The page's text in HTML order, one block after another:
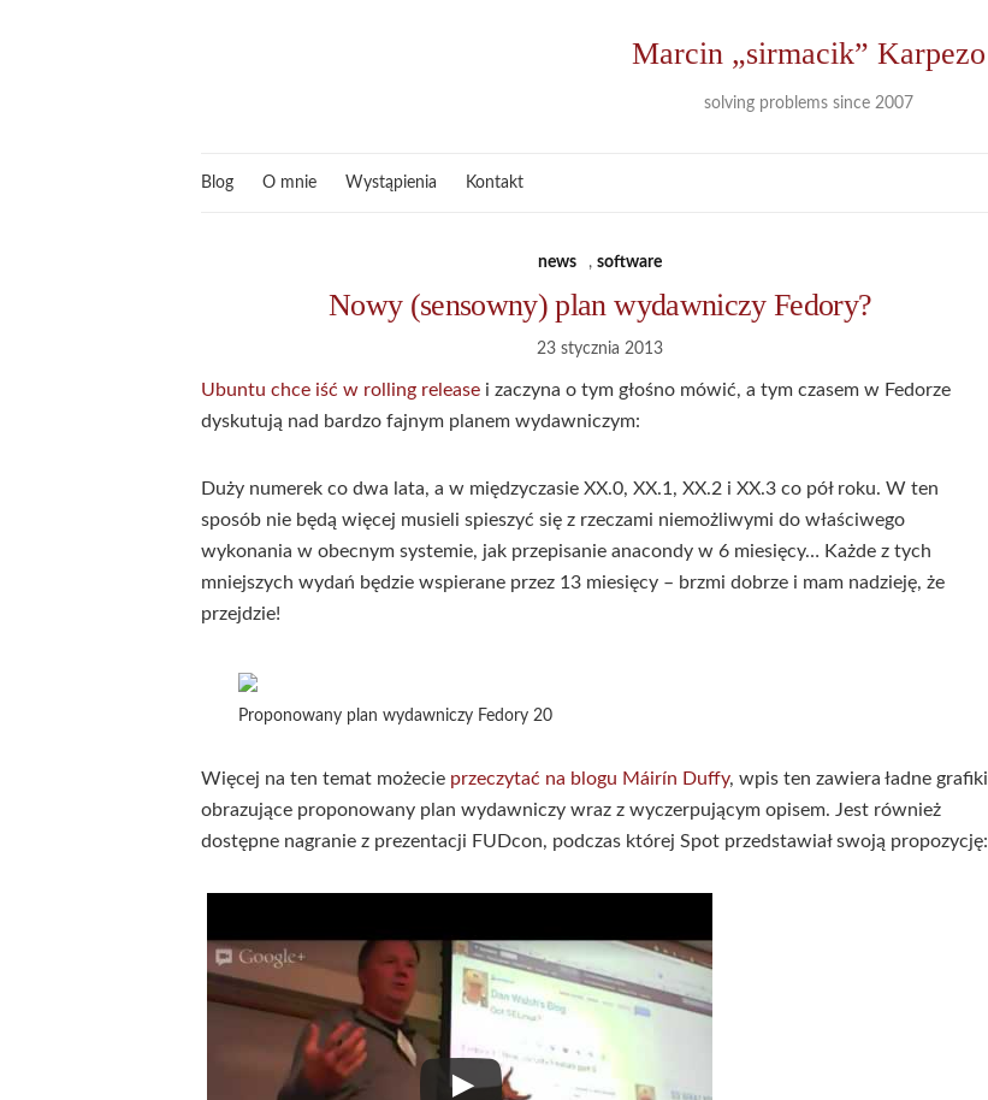
Marcin „sirmacik” Karpezo
solving problems since 2007
Blog O mnie Wystąpienia Kontakt
news ,software
Nowy (sensowny) plan wydawniczy Fedory?
23 stycznia 2013
Ubuntu chce iść w rolling release i zaczyna o tym głośno mówić, a tym czasem w Fedorze
dyskutują nad bardzo fajnym planem wydawniczym:
Duży numerek co dwa lata, a w międzyczasie XX.0, XX.1, XX.2 i XX.3 co pół roku. W ten
sposób nie będą więcej musieli spieszyć się z rzeczami niemożliwymi do właściwego
wykonania w obecnym systemie, jak przepisanie anacondy w 6 miesięcy… Każde z tych
mniejszych wydań będzie wspierane przez 13 miesięcy – brzmi dobrze i mam nadzieję, że
przejdzie!
Proponowany plan wydawniczy Fedory 20
Więcej na ten temat możecie przeczytać na blogu Máirín Duffy, wpis ten zawiera ładne grafiki
obrazujące proponowany plan wydawniczy wraz z wyczerpującym opisem. Jest również
dostępne nagranie z prezentacji FUDcon, podczas której Spot przedstawiał swoją propozycję: